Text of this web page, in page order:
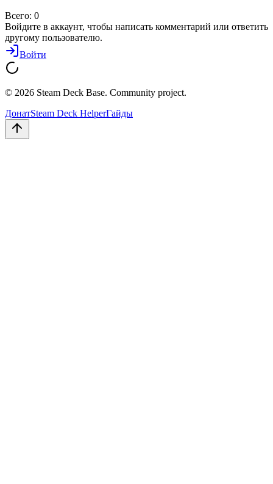
Всего: 0
Войдите в аккаунт, чтобы написать комментарий или ответить
другому пользователю.
Войти
© 2026 Steam Deck Base. Community project.
ДонатSteam Deck HelperГайды